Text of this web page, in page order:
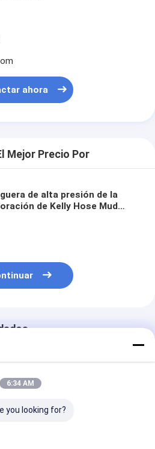
ahora
Mejor Precio Por
de alta presión de la
de Kelly Hose Mud
6:34 AM
you looking for?